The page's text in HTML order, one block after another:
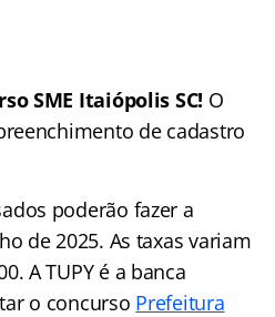
SME Itaiópolis SC! O
de cadastro
poderão fazer a
de 2025. As taxas variam
A TUPY é a banca
o concurso Prefeitura